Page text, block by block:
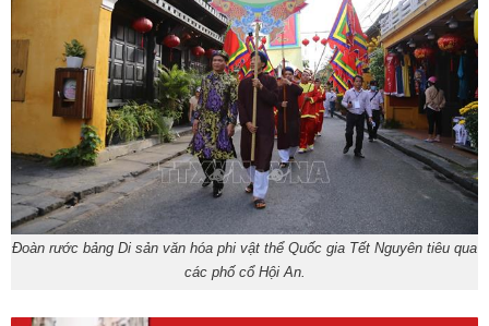
Đoàn rước bảng Di sản văn hóa phi vật thể Quốc gia Tết Nguyên tiêu qua
các phố cổ Hội An.